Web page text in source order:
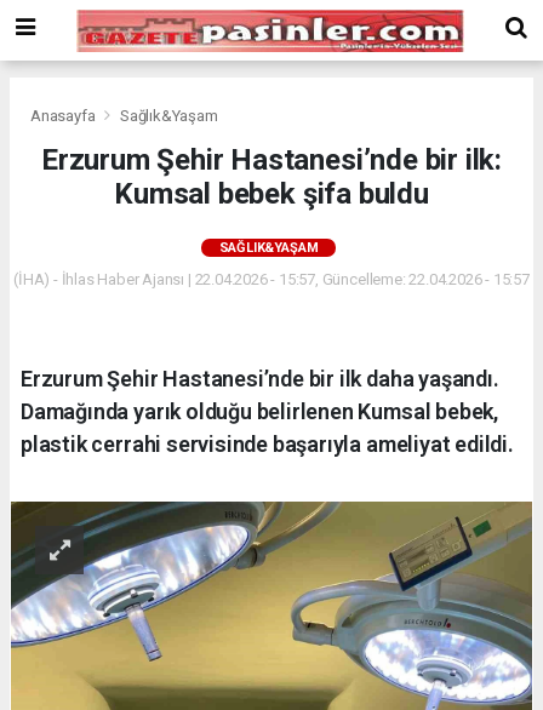
Bonusu
Veren
deneme
siteler
Veren
Anasayfa Sağlık&Yaşam
Erzurum Şehir Hastanesi’nde bir ilk:
Kumsal bebek şifa buldu
SAĞLIK&YAŞAM
(İHA) - İhlas Haber Ajansı | 22.04.2026 - 15:57, Güncelleme: 22.04.2026 - 15:57
Erzurum Şehir Hastanesi’nde bir ilk daha yaşandı.
Damağında yarık olduğu belirlenen Kumsal bebek,
plastik cerrahi servisinde başarıyla ameliyat edildi.